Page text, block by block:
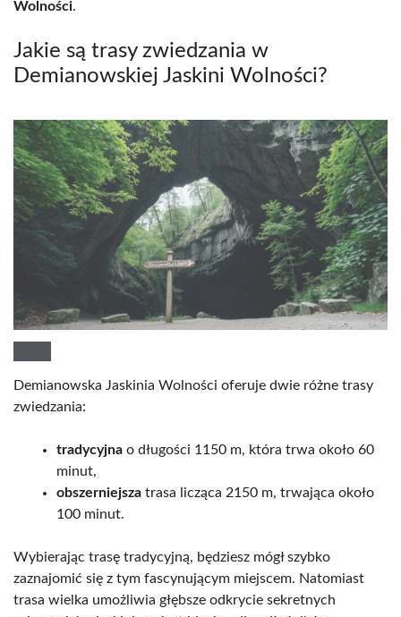
Wolności.
Jakie są trasy zwiedzania w
Demianowskiej Jaskini Wolności?
Demianowska Jaskinia Wolności oferuje dwie różne trasy
zwiedzania:
tradycyjna o długości 1150 m, która trwa około 60
minut,
obszerniejsza trasa licząca 2150 m, trwająca około
100 minut.
Wybierając trasę tradycyjną, będziesz mógł szybko
zaznajomić się z tym fascynującym miejscem. Natomiast
trasa wielka umożliwia głębsze odkrycie sekretnych